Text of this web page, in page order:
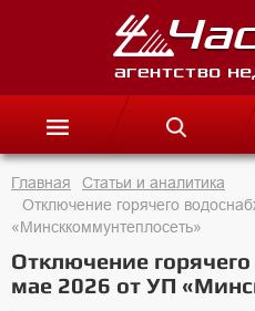
Главная
Статьи и аналитика
Отключение горячего
«Минсккоммунтеплосеть»
Отключение
мае 2026 от УП